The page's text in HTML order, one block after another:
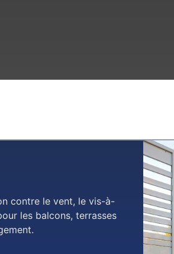
contre le vent, le vis-à-
les balcons, terrasses